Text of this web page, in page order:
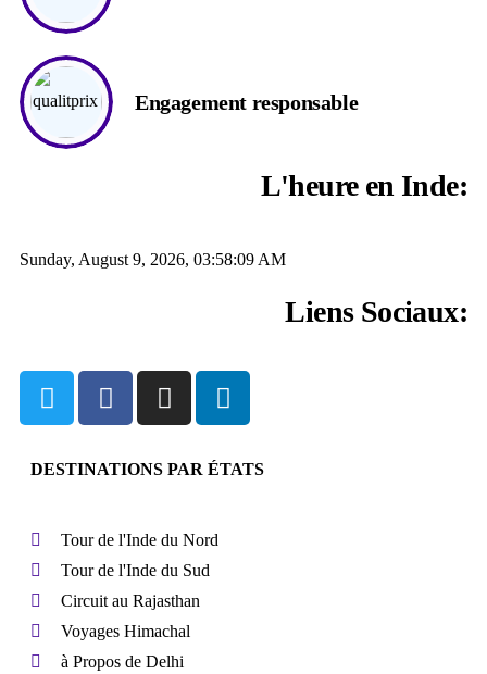
Engagement responsable
L'heure en Inde:
Sunday, August 9, 2026, 03:58:10 AM
Liens Sociaux:
DESTINATIONS PAR ÉTATS
Tour de l'Inde du Nord
Tour de l'Inde du Sud
Circuit au Rajasthan
Voyages Himachal
à Propos de Delhi